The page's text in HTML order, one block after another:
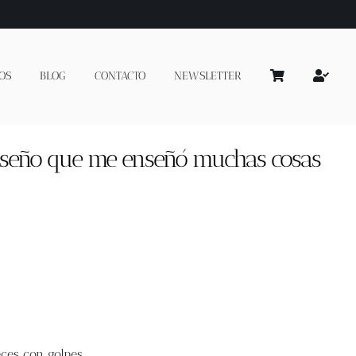
BLOG CONTACTO NEWSLETTER
que me enseñó muchas cosas